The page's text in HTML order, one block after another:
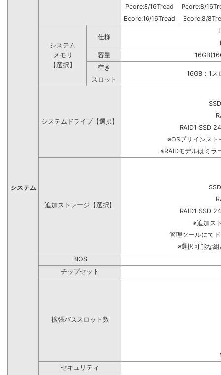
システム
Pcore:8/16Tread
Pcore:8/
Ecore:16/16Tread
Ecore:8/
システム
メモリ
【選択】
仕様
容量
空き
16GB：1
スロット
システムドライブ【選択】
RAID1 SSD
※OSプリインスト
※RAIDモデルはミラ
追加ストレージ【選択】
RAID1 SSD
※追加ス
管理ツールにて
※選択可能な
BIOS
チップセット
拡張バススロット数
セキュリティ